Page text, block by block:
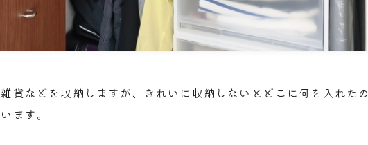
貨などを収納しますが、きれいに収納しないとどこに何を入れたの
ます。